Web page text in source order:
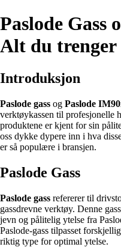
Paslode Gass
Alt du trenger
Introduksjon
Paslode gass og Paslode
verktøykassen til profesjonelle
produktene er kjent for sin
oss dykke dypere inn i hva
er så populære i bransjen.
Paslode Gass
Paslode gass refererer til
gassdrevne verktøy. Denne
jevn og pålitelig ytelse fra
Paslode-gass tilpasset
riktig type for optimal ytelse.